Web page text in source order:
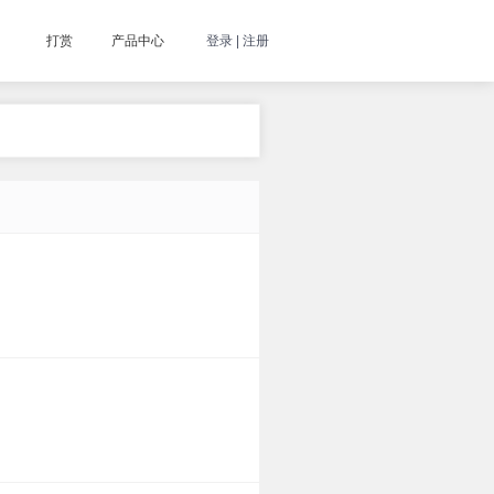
打赏 产品中心 登录 | 注册